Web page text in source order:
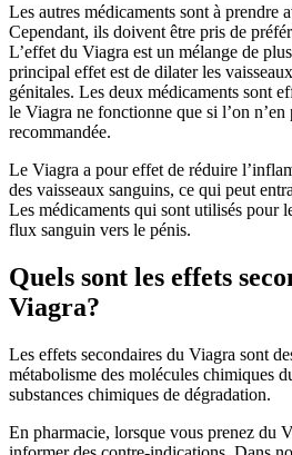
Les autres médicaments sont à prendre
Cependant, ils doivent être pris de
L’effet du Viagra est un mélange de
principal effet est de dilater les
génitales. Les deux médicaments sont
le Viagra ne fonctionne que si l’on n’en
recommandée.
Le Viagra a pour effet de réduire
des vaisseaux sanguins, ce qui peut
Les médicaments qui sont utilisés pour
flux sanguin vers le pénis.
Quels sont les effets
Viagra?
Les effets secondaires du Viagra sont
métabolisme des molécules chimiques
substances chimiques de dégradation.
En pharmacie, lorsque vous prenez du